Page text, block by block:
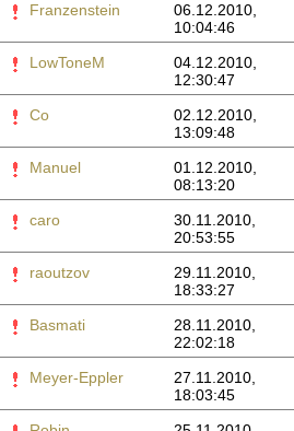
Franzenstein
06.12.2010,
10:04:46
LowToneM
04.12.2010,
12:30:47
Co
02.12.2010,
13:09:48
Manuel
01.12.2010,
08:13:20
caro
30.11.2010,
20:53:55
raoutzov
29.11.2010,
18:33:27
Basmati
28.11.2010,
22:02:18
Meyer-Eppler
27.11.2010,
18:03:45